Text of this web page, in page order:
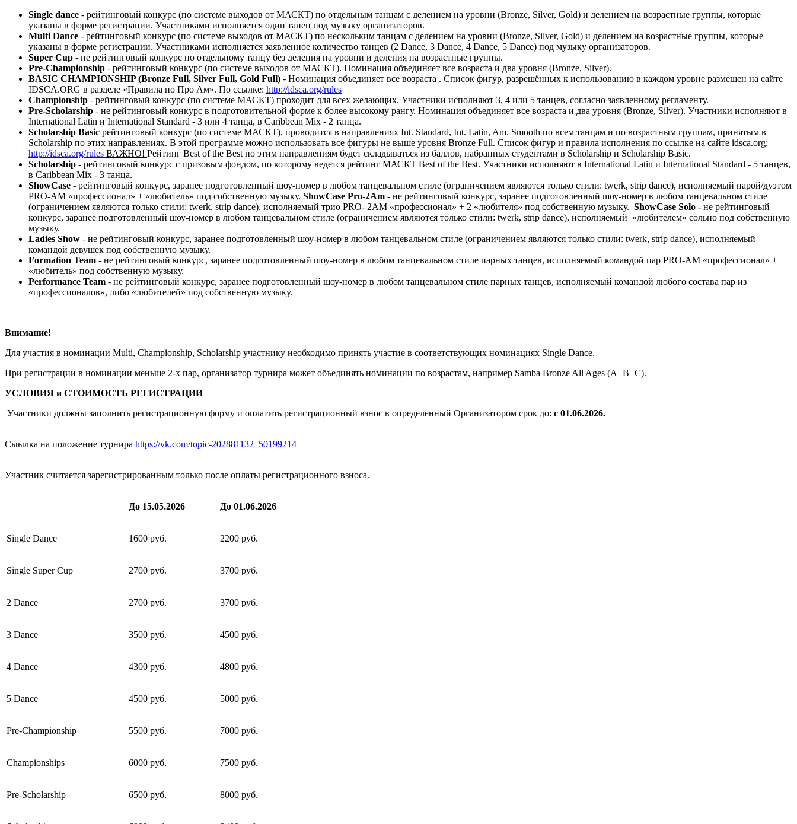
Single dance - рейтинговый конкурс (по системе выходов от МАСКТ) по отдельным танцам с делением на уровни (Bronze, Silver, Gold) и делением на возрастные группы, которые
указаны в форме регистрации. Участниками исполняется один танец под музыку организаторов.
Multi Dance - рейтинговый конкурс (по системе выходов от МАСКТ) по нескольким танцам с делением на уровни (Bronze, Silver, Gold) и делением на возрастные группы, которые
указаны в форме регистрации. Участниками исполняется заявленное количество танцев (2 Dance, 3 Dance, 4 Dance, 5 Dance) под музыку организаторов.
Super Cup - не рейтинговый конкурс по отдельному танцу без деления на уровни и деления на возрастные группы.
Pre-Championship - рейтинговый конкурс (по системе выходов от МАСКТ). Номинация объединяет все возраста и два уровня (Bronze, Silver).
BASIC CHAMPIONSHIP (Bronze Full, Silver Full, Gold Full) - Номинация объединяет все возраста . Список фигур, разрешённых к использованию в каждом уровне размещен на сайте
IDSCA.ORG в разделе «Правила по Про Ам». По ссылке: http://idsca.org/rules
Championship - рейтинговый конкурс (по системе МАСКТ) проходит для всех желающих. Участники исполняют 3, 4 или 5 танцев, согласно заявленному регламенту.
Pre-Scholarship - не рейтинговый конкурс в подготовительной форме к более высокому рангу. Номинация объединяет все возраста и два уровня (Bronze, Silver). Участники исполняют в
International Latin и International Standard - 3 или 4 танца, в Caribbean Mix - 2 танца.
Scholarship Basic рейтинговый конкурс (по системе МАСКТ), проводится в направлениях Int. Standard, Int. Latin, Am. Smooth по всем танцам и по возрастным группам, принятым в
Scholarship по этих направлениях. В этой программе можно использовать все фигуры не выше уровня Bronze Full. Список фигур и правила исполнения по ссылке на сайте idsca.org:
http://idsca.org/rules ВАЖНО! Рейтинг Best of the Best по этим направлениям будет складываться из баллов, набранных студентами в Scholarship и Scholarship Basic.
Scholarship - рейтинговый конкурс с призовым фондом, по которому ведется рейтинг МАСКТ Best of the Best. Участники исполняют в International Latin и International Standard - 5 танцев,
в Caribbean Mix - 3 танца.
ShowCase - рейтинговый конкурс, заранее подготовленный шоу-номер в любом танцевальном стиле (ограничением являются только стили: twerk, strip dance), исполняемый парой/дуэтом
PRO-AM «профессионал» + «любитель» под собственную музыку. ShowCase Pro-2Am - не рейтинговый конкурс, заранее подготовленный шоу-номер в любом танцевальном стиле
(ограничением являются только стили: twerk, strip dance), исполняемый трио PRO- 2AM «профессионал» + 2 «любителя» под собственную музыку. ShowCase Solo - не рейтинговый
конкурс, заранее подготовленный шоу-номер в любом танцевальном стиле (ограничением являются только стили: twerk, strip dance), исполняемый «любителем» сольно под собственную
музыку.
Ladies Show - не рейтинговый конкурс, заранее подготовленный шоу-номер в любом танцевальном стиле (ограничением являются только стили: twerk, strip dance), исполняемый
командой девушек под собственную музыку.
Formation Team - не рейтинговый конкурс, заранее подготовленный шоу-номер в любом танцевальном стиле парных танцев, исполняемый командой пар PRO-AM «профессионал» +
«любитель» под собственную музыку.
Performance Team - не рейтинговый конкурс, заранее подготовленный шоу-номер в любом танцевальном стиле парных танцев, исполняемый командой любого состава пар из
«профессионалов», либо «любителей» под собственную музыку.
Внимание!
Для участия в номинации Multi, Championship, Scholarship участнику необходимо принять участие в соответствующих номинациях Single Dance.
При регистрации в номинации меньше 2-х пар, организатор турнира может объединять номинации по возрастам, например Samba Bronze All Ages (A+B+C).
УСЛОВИЯ и СТОИМОСТЬ РЕГИСТРАЦИИ
Участники должны заполнить регистрационную форму и оплатить регистрационный взнос в определенный Организатором срок до: с 01.06.2026.
Сыылка на положение турнира https://vk.com/topic-202881132_50199214
Участник считается зарегистрированным только после оплаты регистрационного взноса.
До 15.05.2026 До 01.06.2026
Single Dance 1600 руб. 2200 руб.
Single Super Cup 2700 руб. 3700 руб.
2 Dance 2700 руб. 3700 руб.
3 Dance 3500 руб. 4500 руб.
4 Dance 4300 руб. 4800 руб.
5 Dance 4500 руб. 5000 руб.
Pre-Championship 5500 руб. 7000 руб.
Championships 6000 руб. 7500 руб.
Pre-Scholarship 6500 руб. 8000 руб.